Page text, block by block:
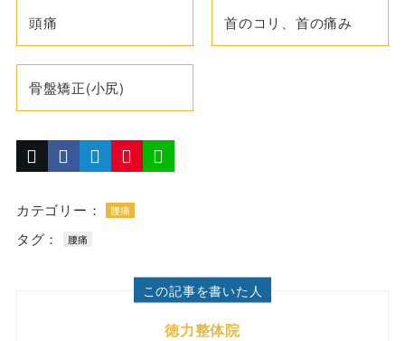
頭痛 首のコリ、首の痛み
骨盤矯正(小尻)
カテゴリー： 腰痛
タグ： 腰痛
この記事を書いた人
徳力整体院